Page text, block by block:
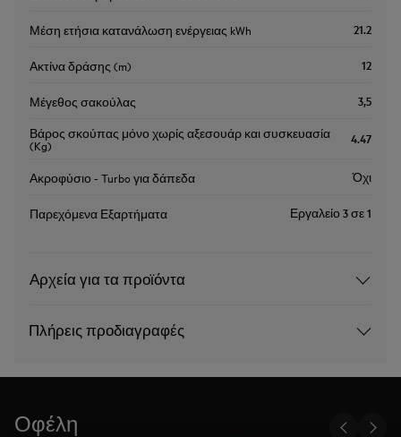
Μέση ετήσια κατανάλωση ενέργειας kWh 21.2
Ακτίνα δράσης (m) 12
Μέγεθος σακούλας 3,5
Βάρος σκούπας μόνο χωρίς αξεσουάρ και συσκευασία
(Kg) 4.47
Ακροφύσιο - Turbo για δάπεδα Όχι
Παρεχόμενα Εξαρτήματα Εργαλείο 3 σε 1
Αρχεία για τα προϊόντα
Πλήρεις προδιαγραφές
Οφέλη